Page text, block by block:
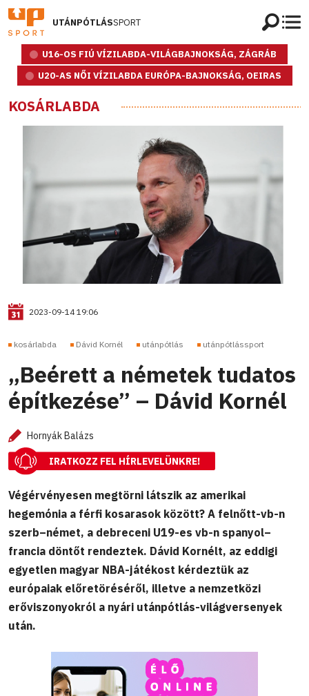
UTÁNPÓTLÁSSPORT
U16-OS FIÚ VÍZILABDA-VILÁGBAJNOKSÁG, ZÁGRÁB
U20-AS NŐI VÍZILABDA EURÓPA-BAJNOKSÁG, OEIRAS
KOSÁRLABDA
2023-09-14 19:06
kosárlabda Dávid Kornél utánpótlás utánpótlássport
„Beérett a németek tudatos
építkezése” – Dávid Kornél
Hornyák Balázs
IRATKOZZ FEL HÍRLEVELÜNKRE!
Végérvényesen megtörni látszik az amerikai
hegemónia a férfi kosarasok között? A felnőtt-vb-n
szerb–német, a debreceni U19-es vb-n spanyol–
francia döntőt rendeztek. Dávid Kornélt, az eddigi
egyetlen magyar NBA-játékost kérdeztük az
európaiak előretöréséről, illetve a nemzetközi
erőviszonyokról a nyári utánpótlás-világversenyek
után.